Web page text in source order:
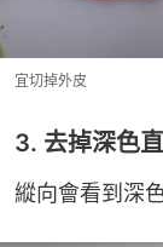
宜切掉外皮
3. 去掉深色
縱向會看到深